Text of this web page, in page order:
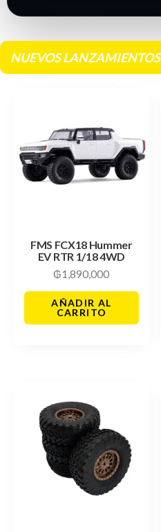
NUEVOS LANZAMIENTOS
FMS FCX18 Hummer
EV RTR 1/18 4WD
₲1,890,000
AÑADIR AL
CARRITO